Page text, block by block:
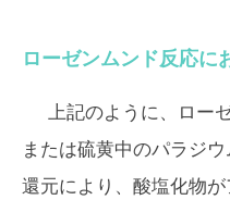
ローゼンムンド反応に
上記のように、ロー
または硫黄中のパラジ
還元により、酸塩化物